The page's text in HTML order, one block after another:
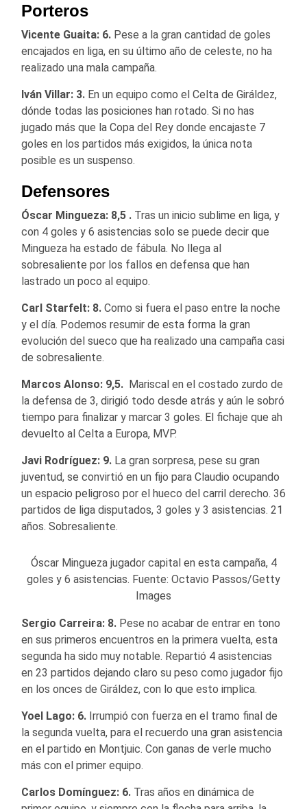
Porteros
Vicente Guaita: 6. Pese a la gran cantidad de goles
encajados en liga, en su último año de celeste, no ha
realizado una mala campaña.
Iván Villar: 3. En un equipo como el Celta de Giráldez,
dónde todas las posiciones han rotado. Si no has
jugado más que la Copa del Rey donde encajaste 7
goles en los partidos más exigidos, la única nota
posible es un suspenso.
Defensores
Óscar Mingueza: 8,5 . Tras un inicio sublime en liga, y
con 4 goles y 6 asistencias solo se puede decir que
Mingueza ha estado de fábula. No llega al
sobresaliente por los fallos en defensa que han
lastrado un poco al equipo.
Carl Starfelt: 8. Como si fuera el paso entre la noche
y el día. Podemos resumir de esta forma la gran
evolución del sueco que ha realizado una campaña casi
de sobresaliente.
Marcos Alonso: 9,5. Mariscal en el costado zurdo de
la defensa de 3, dirigió todo desde atrás y aún le sobró
tiempo para finalizar y marcar 3 goles. El fichaje que ah
devuelto al Celta a Europa, MVP.
Javi Rodríguez: 9. La gran sorpresa, pese su gran
juventud, se convirtió en un fijo para Claudio ocupando
un espacio peligroso por el hueco del carril derecho. 36
partidos de liga disputados, 3 goles y 3 asistencias. 21
años. Sobresaliente.
Óscar Mingueza jugador capital en esta campaña, 4
goles y 6 asistencias. Fuente: Octavio Passos/Getty
Images
Sergio Carreira: 8. Pese no acabar de entrar en tono
en sus primeros encuentros en la primera vuelta, esta
segunda ha sido muy notable. Repartió 4 asistencias
en 23 partidos dejando claro su peso como jugador fijo
en los onces de Giráldez, con lo que esto implica.
Yoel Lago: 6. Irrumpió con fuerza en el tramo final de
la segunda vuelta, para el recuerdo una gran asistencia
en el partido en Montjuic. Con ganas de verle mucho
más con el primer equipo.
Carlos Domínguez: 6. Tras años en dinámica de